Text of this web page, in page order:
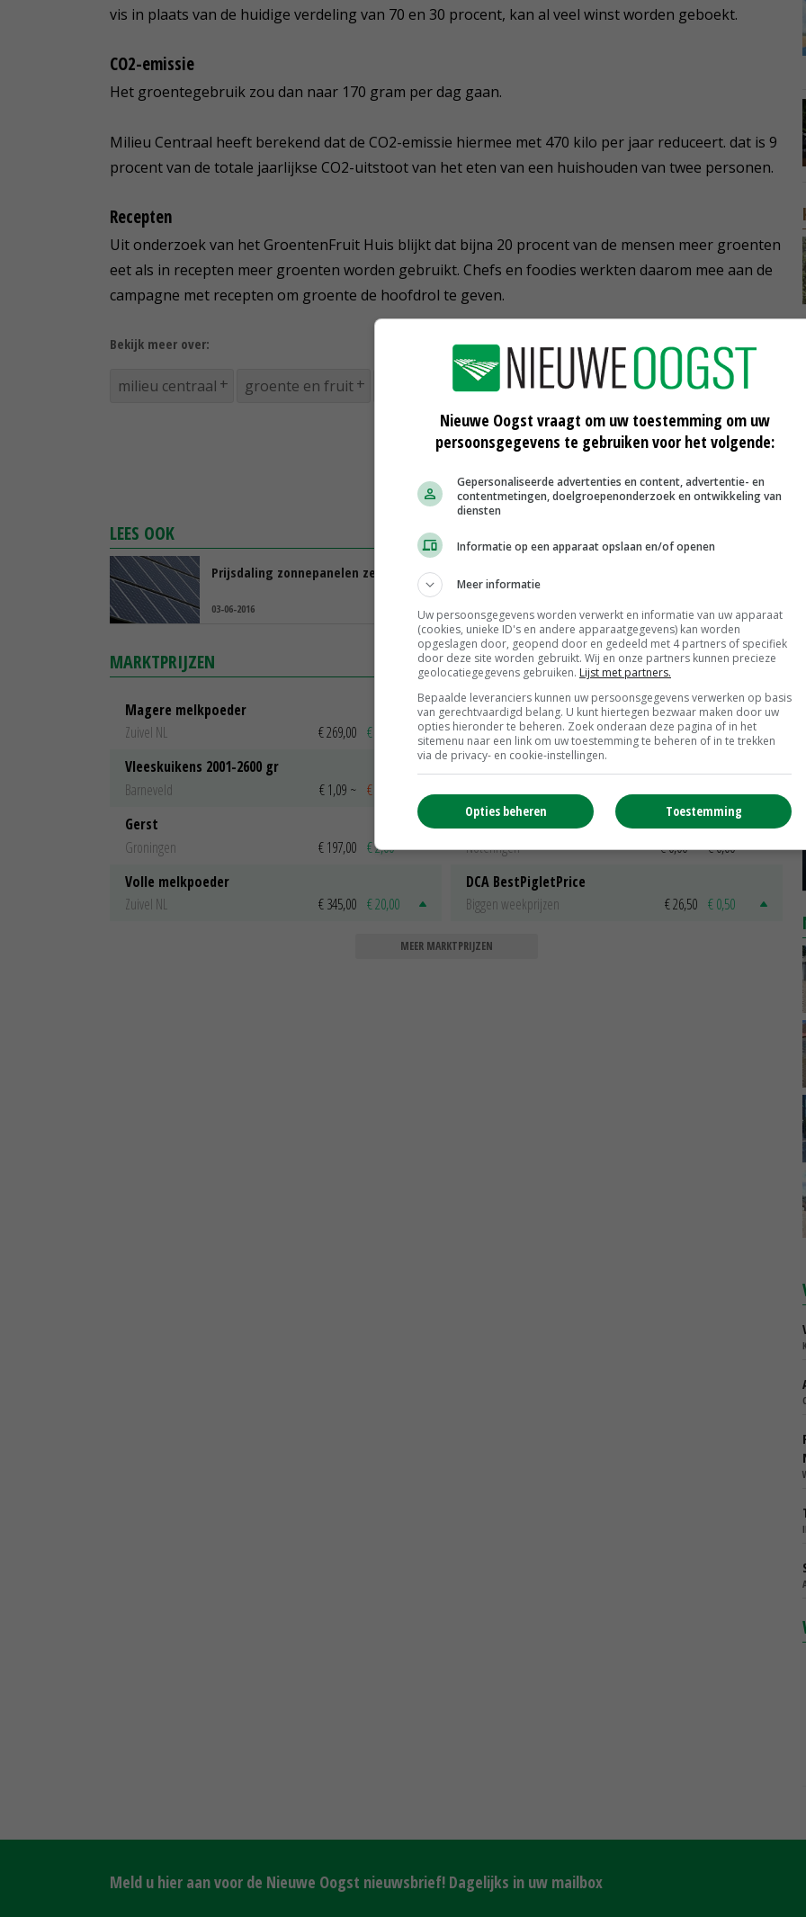
vis in plaats van de huidige verdeling van 70 en 30 procent, kan al veel winst worden geboekt.
CO2-emissie
Het groentegebruik zou dan naar 170 gram per dag gaan.
Milieu Centraal heeft berekend dat de CO2-emissie hiermee met 470 kilo per jaar reduceert. dat is 9
procent van de totale jaarlijkse CO2-uitstoot van het eten van een huishouden van twee personen.
Recepten
Uit onderzoek van het GroentenFruit Huis blijkt dat bijna 20 procent van de mensen meer groenten
eet als in recepten meer groenten worden gebruikt. Chefs en foodies werkten daarom mee aan de
campagne met recepten om groente de hoofdrol te geven.
Bekijk meer over:
milieu centraal groente en fruit Groentenfruit huis
LEES OOK
Prijsdaling zonnepanelen zet door
03-06-2016 28-03-2014
MARKTPRIJZEN
Magere melkpoeder
Zuivel NL
€ 269,00 € 7,00
Vleeskuikens 2001-2600 gr
Barneveld
€ 1,09 ~ € 1,11
Gerst
Groningen
€ 197,00 € 2,00
Volle melkpoeder
Zuivel NL
€ 345,00 € 20,00
Scharreleieren maat 59
Barneveld
€ 12,00 € 0,00
Fritesgeschikt NL Du Be
PotatoNL
€ 15,00~ € 23,00
Uien Middenmeer Geel 30-60% grof
Noteringen
€ 0,00~ € 0,00
DCA BestPigletPrice
Biggen weekprijzen
€ 26,50 € 0,50
MEER MARKTPRIJZEN
Meld u hier aan voor de Nieuwe Oogst nieuwsbrief! Dagelijks in uw mailbox
Nieuwe Oogst vraagt om uw toestemming om uw
persoonsgegevens te gebruiken voor het volgende:
Gepersonaliseerde advertenties en content, advertentie- en
contentmetingen, doelgroepenonderzoek en ontwikkeling van
diensten
Informatie op een apparaat opslaan en/of openen
Meer informatie
Uw persoonsgegevens worden verwerkt en informatie van uw apparaat
(cookies, unieke ID's en andere apparaatgegevens) kan worden
opgeslagen door, geopend door en gedeeld met 4 partners of specifiek
door deze site worden gebruikt. Wij en onze partners kunnen precieze
geolocatiegegevens gebruiken. Lijst met partners.
Bepaalde leveranciers kunnen uw persoonsgegevens verwerken op basis
van gerechtvaardigd belang. U kunt hiertegen bezwaar maken door uw
opties hieronder te beheren. Zoek onderaan deze pagina of in het
sitemenu naar een link om uw toestemming te beheren of in te trekken
via de privacy- en cookie-instellingen.
Toestemming
Opties beheren